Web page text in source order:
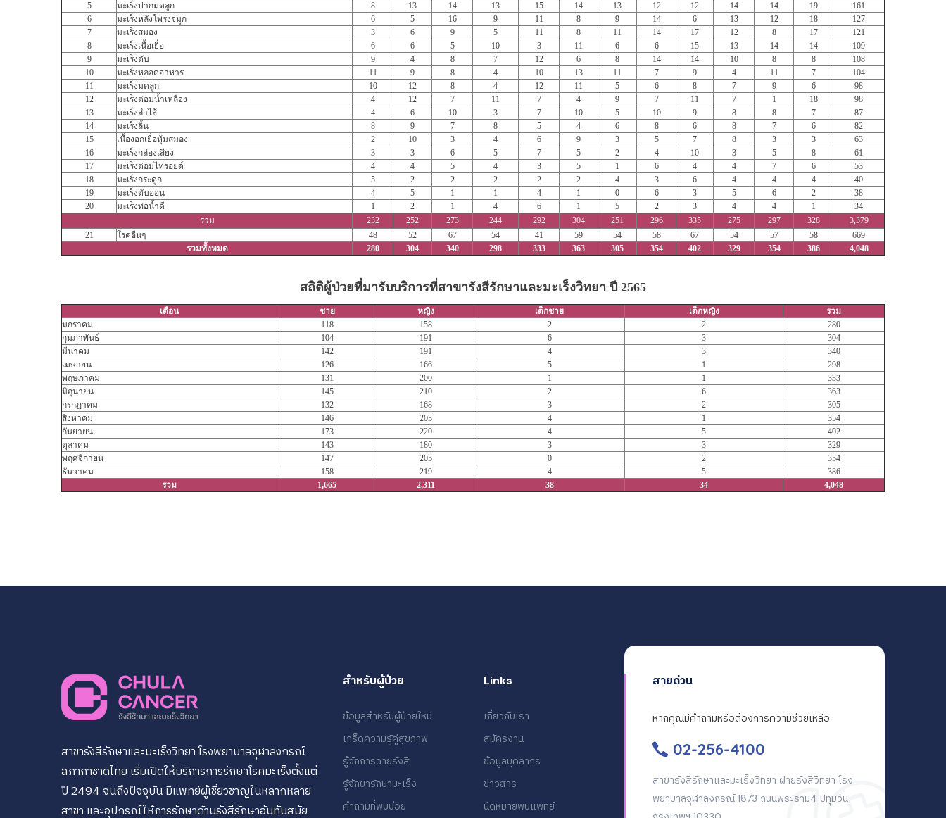
5
มะเร็งปากมดลูก 8 13 14 13 15 14 13 12 12 14 14 19
161
6
มะเร็งหลังโพรงจมูก 6 5 16 9 11 8 9 14 6 13 12 18
127
7
มะเร็งสมอง 3 6 9 5 11 8 11 14 17 12 8 17
121
8
มะเร็งเนื้อเยื่อ 6 6 5 10 3 11 6 6 15 13 14 14
109
9
มะเร็งตับ 9 4 8 7 12 6 8 14 14 10 8 8
108
10
มะเร็งหลอดอาหาร 11 9 8 4 10 13 11 7 9 4 11 7
104
11
มะเร็งมดลูก 10 12 8 4 12 11 5 6 8 7 9 6
98
12
มะเร็งต่อมน้ำเหลือง 4 12 7 11 7 4 9 7 11 7 1 18
98
13
มะเร็งลำไส้ 4 6 10 3 7 10 5 10 9 8 8 7
87
14
มะเร็งลิ้น 8 9 7 8 5 4 6 8 6 8 7 6
82
15
เนื้องอกเยื่อหุ้มสมอง 2 10 3 4 6 9 3 5 7 8 3 3
63
16
มะเร็งกล่องเสียง 3 3 6 5 7 5 2 4 10 3 5 8
61
17
มะเร็งต่อมไทรอยด์ 4 4 5 4 3 5 1 6 4 4 7 6
53
18
มะเร็งกระดูก 5 2 2 2 2 2 4 3 6 4 4 4
40
19
มะเร็งตับอ่อน 4 5 1 1 4 1 0 6 3 5 6 2
38
20
มะเร็งท่อน้ำดี 1 2 1 4 6 1 5 2 3 4 4 1
34
รวม
232 252 273 244 292 304 251 296 335 275 297 328
3,379
21
โรคอื่นๆ 48 52 67 54 41 59 54 58 67 54 57 58
669
รวมทั้งหมด
280 304 340 298 333 363 305 354 402 329 354 386 4,048
สถิติผู้ป่วยที่มารับบริการที่สาขารังสีรักษาและมะเร็งวิทยา ปี 2565
เดือน ชาย หญิง เด็กชาย เด็กหญิง
รวม
มกราคม
118 158 2 2
280
กุมภาพันธ์
104 191 6 3
304
มีนาคม
142 191 4 3
340
เมษายน
126 166 5 1
298
พฤษภาคม
131 200 1 1
333
มิถุนายน
145 210 2 6
363
กรกฎาคม
132 168 3 2
305
สิงหาคม
146 203 4 1
354
กันยายน
173 220 4 5
402
ตุลาคม
143 180 3 3
329
พฤศจิกายน
147 205 0 2
354
ธันวาคม
158 219 4 5
386
รวม
1,665 2,311 38 34 4,048
สาขารังสีรักษาและมะเร็งวิทยา โรงพยาบาลจุฬาลงกรณ์
สภากาชาดไทย เริ่มเปิดให้บริการการรักษาโรคมะเร็งตั้งแต่
ปี 2494 จนถึงปัจจุบัน มีแพทย์ผู้เชี่ยวชาญในหลากหลาย
สาขา และอุปกรณ์ให้การรักษาด้านรังสีรักษาอันทันสมัย
สำหรับผู้ป่วย
ข้อมูลสำหรับผู้ป่วยใหม่
เกร็ดความรู้คู่สุขภาพ
รู้จักการฉายรังสี
รู้จักยารักษามะเร็ง
คำถามที่พบบ่อย
Links
เกี่ยวกับเรา
สมัครงาน
ข้อมูลบุคลากร
ข่าวสาร
นัดหมายพบแพทย์
สายด่วน
หากคุณมีคำถามหรือต้องการความช่วยเหลือ
02-256-4100
สาขารังสีรักษาและมะเร็งวิทยา ฝ่ายรังสีวิทยา โรง
พยาบาลจุฬาลงกรณ์ 1873 ถนนพระราม4 ปทุมวัน